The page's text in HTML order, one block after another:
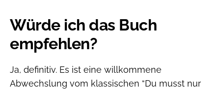
Würde ich das Buch
empfehlen?
Ja, definitiv. Es ist eine willkommene
Abwechslung vom klassischen “Du musst nur